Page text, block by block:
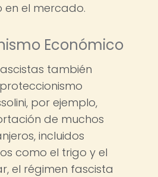
en el mercado.
Económico
también
por ejemplo,
de muchos
incluidos
como el trigo y el
el régimen fascista